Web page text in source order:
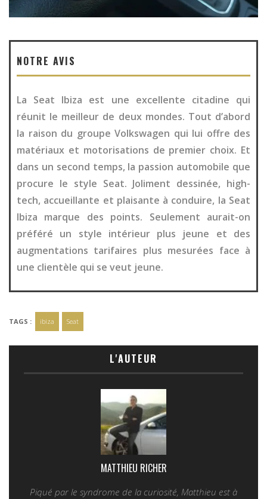
NOTRE AVIS
La Seat Ibiza est une excellente citadine qui
réunit le meilleur de deux mondes. Tout d’abord
la raison du groupe Volkswagen qui lui offre des
matériaux et motorisations de premier choix. Et
dans un second temps, la passion automobile que
procure le style Seat. Joliment dessinée, high-
tech, accueillante et plaisante à conduire, la Seat
Ibiza marque des points. Seulement aurait-on
préféré un style intérieur plus jeune et des
augmentations tarifaires plus mesurées face à
une clientèle qui se veut jeune.
TAGS : ibiza Seat
L'AUTEUR
MATTHIEU RICHER
Piqué par le syndrome de la curiosité, Matthieu est à